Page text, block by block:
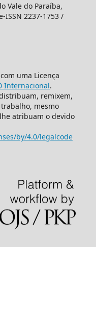
Vale do Paraíba,
ISSN 2237-1753 /
uma Licença
Internacional.
remixem,
mesmo
atribuam o devido
by/4.0/legalcode